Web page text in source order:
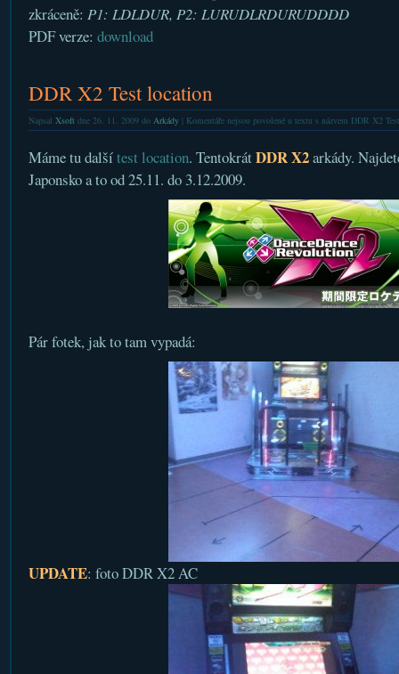
zkráceně: P1: LDLDUR, P2: LURUDLRDURUDDDD
PDF verze: download
DDR X2 Test location
Napsal Xsoftdne 26. 11. 2009 do Arkády| Komentáře nejsou povolenéu textu s názvem DDR X2
Máme tu dalšítest location. TentokrátDDR X2arkády.
Japonsko a to od 25.11. do 3.12.2009.
Pár fotek, jak to tam vypadá:
UPDATE: foto DDR X2 AC